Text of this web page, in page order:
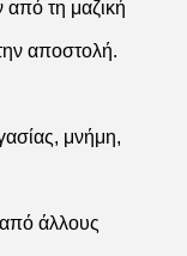
τη μαζική
αποστολή.
μνήμη,
από άλλους